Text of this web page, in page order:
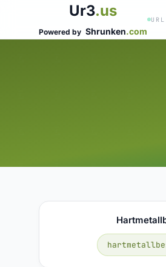
Ur3.us
Powered by Shrunken.com